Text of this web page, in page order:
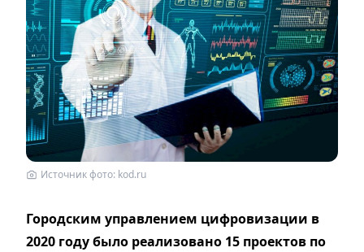
Источник фото: kod.ru
Городским управлением цифровизации в
2020 году было реализовано 15 проектов по